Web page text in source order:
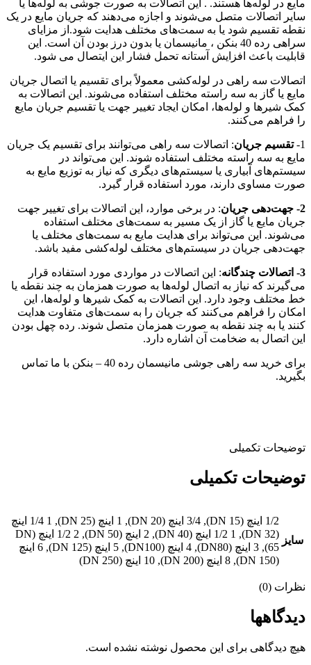
مایع در لوله‌ها هستند. . این اتصالات به صورت جوشی به لوله‌ها یا
سایر اتصالات متصل می‌شوند و اجازه می‌دهند که جریان مایع در یک
نقطه تقسیم شود یا به سمت‌های مختلف هدایت شود.از مزایای
سراهی رده 40 بنکن ، مانیسمان یا بدون درز بودن آن است. این
قابلیت باعث افزایش آستانه تحمل فشار این ایتصال می شود.
اتصالات سه راهی در لوله‌کشی معمولاً برای تقسیم یا اتصال جریان
مایع یا گاز به سه راسته مختلف استفاده می‌شوند. این اتصالات به
کمک شیرها و لوله‌ها، امکان ایجاد تغییر جهت یا تقسیم جریان مایع
را فراهم می‌کنند.
1- تقسیم جریان: اتصالات سه راهی می‌توانند برای تقسیم یک جریان
مایع به سه راسته مختلف استفاده شوند. این می‌تواند در
سیستم‌های آبیاری یا سیستم‌های دیگری که نیاز به توزیع مایع به
صورت مساوی دارند، مورد استفاده قرار گیرد.
2- جهت‌دهی جریان
: در برخی موارد، این اتصالات برای تغییر جهت
جریان مایع یا گاز از یک مسیر به سمت‌های مختلف استفاده
می‌شوند. این می‌تواند برای هدایت مایع به سمت‌های مختلف یا
جهت‌دهی جریان در سیستم‌های مختلف لوله‌کشی مفید باشد.
3- اتصالات چندگانه
: این اتصالات در مواردی مورد استفاده قرار
می‌گیرند که نیاز به اتصال لوله‌ها به صورت همزمان به چند نقطه یا
خط مختلف وجود دارد. این اتصالات به کمک شیرها و لوله‌ها، این
امکان را فراهم می‌کنند که جریان را به سمت‌های متفاوت هدایت
کنند یا به چند نقطه به صورت همزمان متصل شوند. رده چهل بودن
این اتصال به ضخامت آن اشاره دارد.
برای خرید سه راهی جوشی مانیسمان رده 40 – بنکن با ما تماس
بگیرید.
توضیحات تکمیلی
توضیحات تکمیلی
سایز
1/2 اینچ (DN 15), 3/4 اینچ (DN 20), 1 اینچ (DN 25), 1/4 1 اینچ
(DN 32), 1/2 1 اینچ (DN 40), 2 اینچ (DN 50), 1/2 2 اینچ (DN
65), 3 اینچ (DN80), 4 اینچ (DN100), 5 اینچ (DN 125), 6 اینچ
(DN 150), 8 اینچ (DN 200), 10 اینچ (DN 250)
نظرات (0)
دیدگاهها
هیچ دیدگاهی برای این محصول نوشته نشده است.